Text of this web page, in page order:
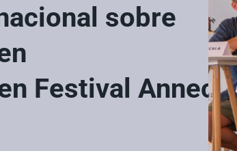
sobre
Festival Annecy